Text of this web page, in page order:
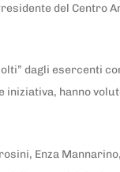
del Centro
dagli esercenti
iniziativa, hanno
Enza